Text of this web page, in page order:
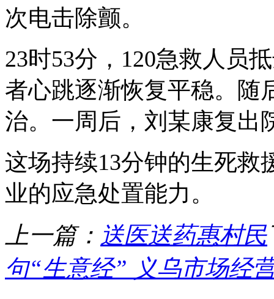
次电击除颤。
23时53分，120急救人员
者心跳逐渐恢复平稳。随
治。一周后，刘某康复出
这场持续13分钟的生死救
业的应急处置能力。
上一篇： 送医送药惠村民
句“生意经” 义乌市场经